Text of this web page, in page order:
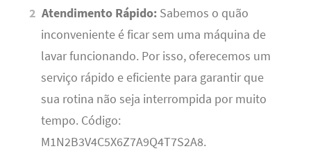
Atendimento Rápido: Sabemos o quão
inconveniente é ficar sem uma máquina de
lavar funcionando. Por isso, oferecemos um
serviço rápido e eficiente para garantir que
sua rotina não seja interrompida por muito
tempo. Código:
M1N2B3V4C5X6Z7A9Q4T7S2A8.